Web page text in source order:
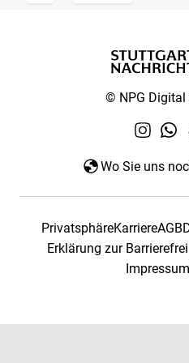
© NPG Digital
Wo Sie uns
PrivatsphäreKarriereAGB
Erklärung zur
Impressum